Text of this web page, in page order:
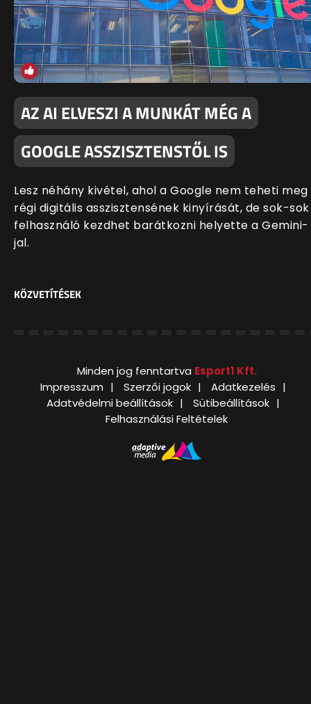
AZ AI ELVESZI A MUNKÁT MÉG A
GOOGLE ASSZISZTENSTŐL IS
Lesz néhány kivétel, ahol a Google nem teheti meg
régi digitális asszisztensének kinyírását, de sok-sok
felhasználó kezdhet barátkozni helyette a Gemini-
jal.
KÖZVETÍTÉSEK
Minden jog fenntartva Esport1 Kft.
Impresszum
Szerzői jogok
Adatkezelés
Adatvédelmi beállítások
Sütibeállítások
Felhasználási Feltételek